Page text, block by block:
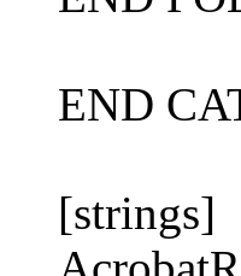
END
[strings]